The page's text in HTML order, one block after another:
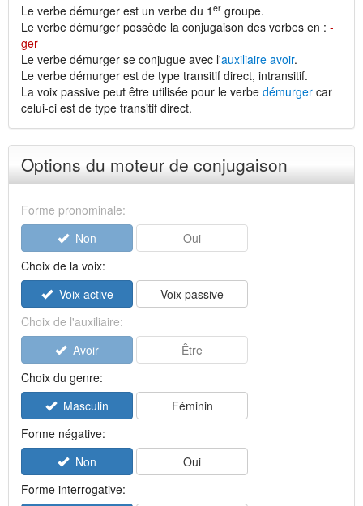
Le verbe démurger est un verbe du 1 er groupe.
Le verbe démurger possède la conjugaison des verbes en : -
ger
Le verbe démurger se conjugue avec l'auxiliaire avoir.
Le verbe démurger est de type transitif direct, intransitif.
La voix passive peut être utilisée pour le verbe démurger car
celui-ci est de type transitif direct.
Options du moteur de conjugaison
Forme pronominale:
Non
Oui
Choix de la voix:
Voix active
Voix passive
Choix de l'auxiliaire:
Avoir
Être
Choix du genre:
Masculin
Féminin
Forme négative:
Non
Oui
Forme interrogative: